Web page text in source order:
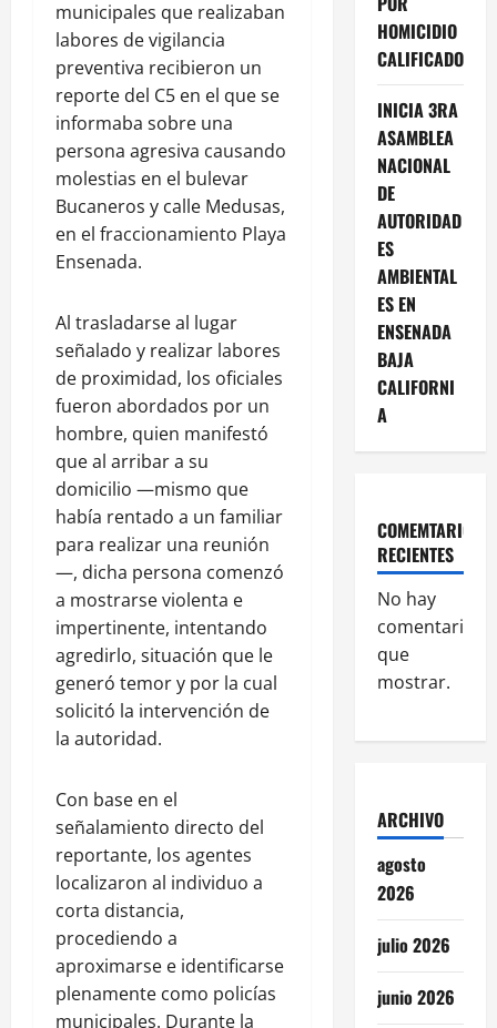
municipales que realizaban
labores de vigilancia
preventiva recibieron un
reporte del C5 en el que se
informaba sobre una
persona agresiva causando
molestias en el bulevar
Bucaneros y calle Medusas,
en el fraccionamiento Playa
Ensenada.
Al trasladarse al lugar
señalado y realizar labores
de proximidad, los oficiales
fueron abordados por un
hombre, quien manifestó
que al arribar a su
domicilio —mismo que
había rentado a un familiar
para realizar una reunión
—, dicha persona comenzó
a mostrarse violenta e
impertinente, intentando
agredirlo, situación que le
generó temor y por la cual
solicitó la intervención de
la autoridad.
Con base en el
señalamiento directo del
reportante, los agentes
localizaron al individuo a
corta distancia,
procediendo a
aproximarse e identificarse
plenamente como policías
municipales. Durante la
HOMICIDIO
CALIFICADO
INICIA 3RA
ASAMBLEA
NACIONAL
DE
AUTORIDAD
ES
AMBIENTAL
ES EN
ENSENADA
BAJA
CALIFORNI
A
COMEMTARIOS
RECIENTES
No hay
comentarios
que
mostrar.
ARCHIVO
agosto
2026
julio 2026
junio 2026